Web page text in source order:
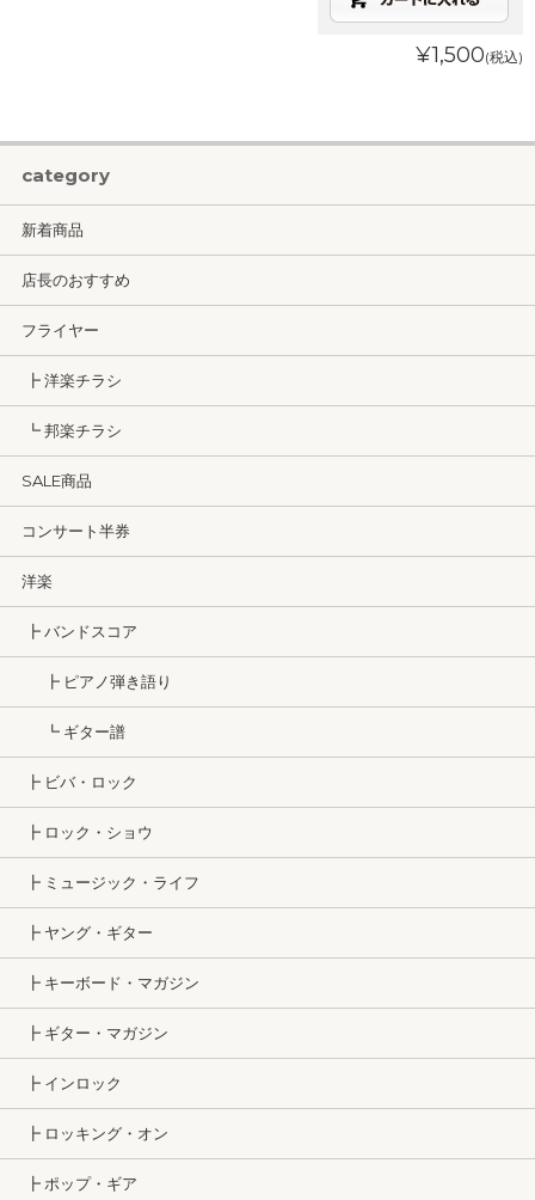
¥1,500(税込)
category
新着商品
店長のおすすめ
フライヤー
┣ 洋楽チラシ
┗ 邦楽チラシ
SALE商品
コンサート半券
洋楽
┣ バンドスコア
┣ ピアノ弾き語り
┗ ギター譜
┣ ビバ・ロック
┣ ロック・ショウ
┣ ミュージック・ライフ
┣ ヤング・ギター
┣ キーボード・マガジン
┣ ギター・マガジン
┣ インロック
┣ ロッキング・オン
┣ ポップ・ギア